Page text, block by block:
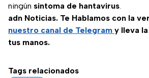
ningún sintoma de hantavirus
adn Noticias. Te Hablamos con la
nuestro canal de Telegram y lleva
tus manos.
Tags relacionados